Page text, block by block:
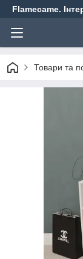
Flamecame.
Товари та